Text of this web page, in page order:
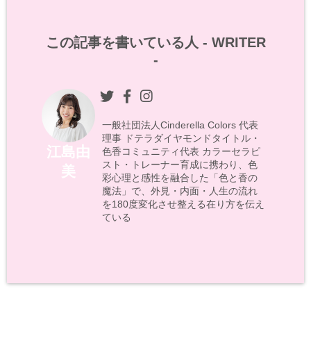
この記事を書いている人 - WRITER
-
江島由
美
一般社団法人Cinderella Colors 代表
理事 ドテラダイヤモンドタイトル・
色香コミュニティ代表 カラーセラピ
スト・トレーナー育成に携わり、色
彩心理と感性を融合した「色と香の
魔法」で、外見・内面・人生の流れ
を180度変化させ整える在り方を伝え
ている